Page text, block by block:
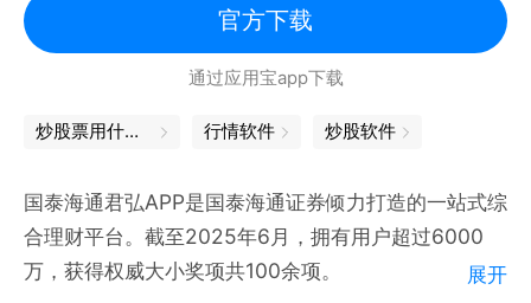
5、基金诊断——对各类基金进行五大维度评价，揭示
基金在收益能力、风控能力、管理人等维度的市场表
现，从专业化的角度评价基金。
可以联系我们：
1、打开涨乐财富通，点击“在线客服”
2、拨打服务热线：95597
官方下载
通过应用宝app下载
炒股票用什么软件 行情软件 炒股软件
国泰海通君弘APP是国泰海通证券倾力打造的一站式综
合理财平台。截至2025年6月，拥有用户超过6000
万，获得权威大小奖项共100余项。
展开